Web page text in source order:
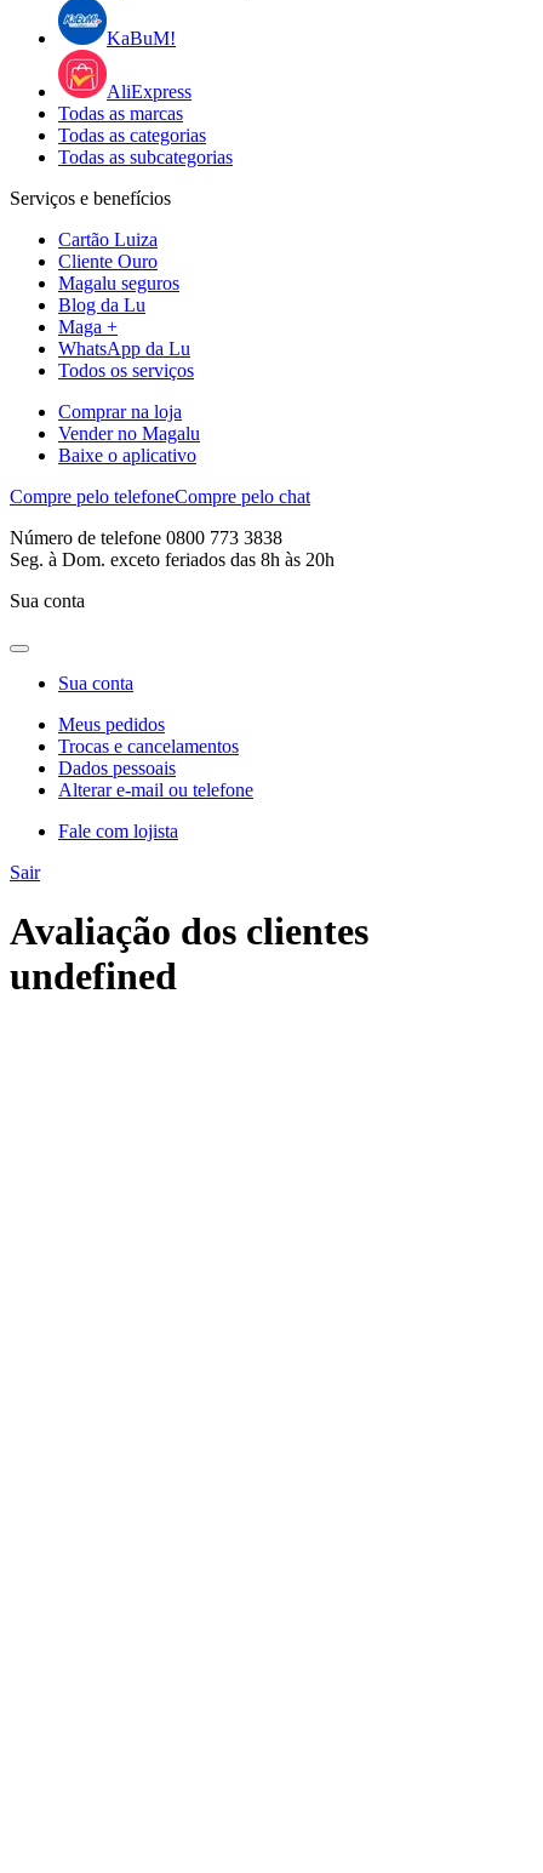
KaBuM!
AliExpress
Todas as marcas
Todas as categorias
Todas as subcategorias
Serviços e benefícios
Cartão Luiza
Cliente Ouro
Magalu seguros
Blog da Lu
Maga +
WhatsApp da Lu
Todos os serviços
Comprar na loja
Vender no Magalu
Baixe o aplicativo
Compre pelo telefoneCompre pelo chat
Número de telefone 0800 773 3838
Seg. à Dom. exceto feriados das 8h às 20h
Sua conta
Sua conta
Meus pedidos
Trocas e cancelamentos
Dados pessoais
Alterar e-mail ou telefone
Fale com lojista
Sair
Avaliação dos clientes
undefined